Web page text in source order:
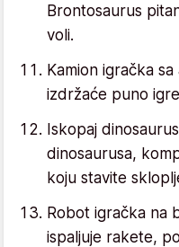
Brontosaurus
voli.
Kamion igračka
izdržaće puno
Iskopaj
dinosaurusa,
koju stavite
Robot igračka na
ispaljuje rakete,